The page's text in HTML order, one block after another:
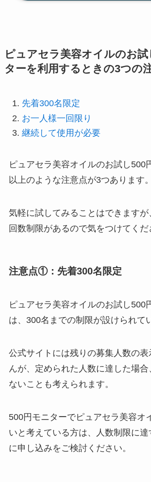
ピュアセラ美容オイルのお試
ターを利用するときの3つの
先着300名限定
お一人様一回限り
継続して使用が必要
ピュアセラ美容オイルのお試し500
以上のような注意点が3つあります。
気軽に試してみることはできますが
回数制限があるので気をつけてくだ
注意点①：先着300名限定
ピュアセラ美容オイルのお試し500
は、300名までの制限が設けられて
公式サイトには残りの募集人数の
んが、定められた人数に達した場合
ないことも考えられます。
500円モニターでピュアセラ美容オ
いと考えている方は、人数制限に
に申し込みをご検討ください。